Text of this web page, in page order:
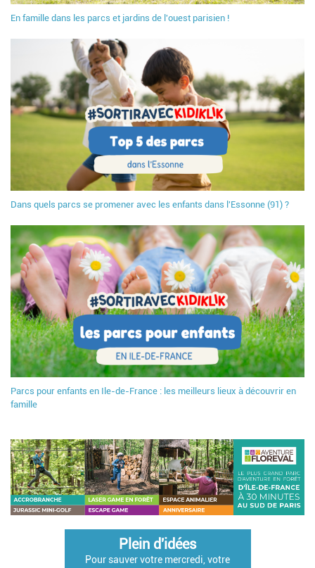
En famille dans les parcs et jardins de l'ouest parisien !
Dans quels parcs se promener avec les enfants dans l'Essonne (91) ?
Parcs pour enfants en Ile-de-France : les meilleurs lieux à découvrir en
famille
Plein d'idées
Pour sauver votre mercredi, votre